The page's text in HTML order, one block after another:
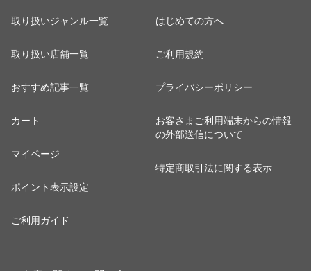
取り扱いジャンル一覧
取り扱い店舗一覧
おすすめ記事一覧
カート
マイページ
ポイント表示設定
ご利用ガイド
はじめての方へ
ご利用規約
プライバシーポリシー
お客さまご利用端末からの情報
の外部送信について
特定商取引法に関する表示